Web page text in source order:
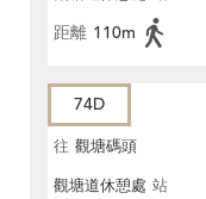
距離 110m
74D
往 觀塘碼頭
觀塘道休憩處 站